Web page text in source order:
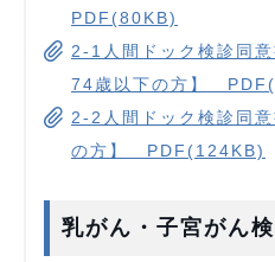
PDF(80KB)
2-1人間ドック検診同
74歳以下の方】
2-2人間ドック検診同
の方】 PDF(124KB)
乳がん・子宮がん